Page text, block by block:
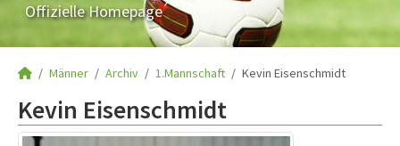
Offizielle Homepage
Männer Archiv 1.Mannschaft Kevin Eisenschmidt
Kevin Eisenschmidt